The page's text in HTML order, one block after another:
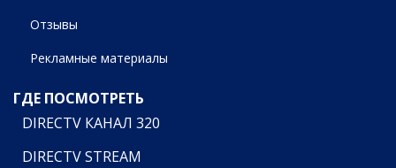
Отзывы
Рекламные материалы
ГДЕ ПОСМОТРЕТЬ
DIRECTV КАНАЛ 320
DIRECTV STREAM